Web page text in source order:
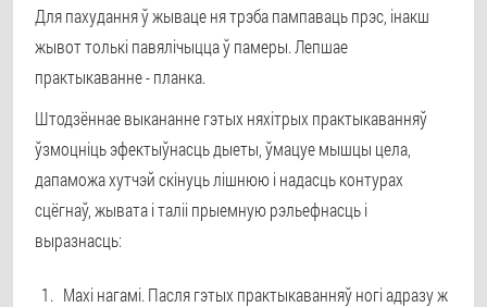
Для пахудання ў жываце ня трэба пампаваць прэс, інакш
жывот толькі павялічыцца ў памеры. Лепшае
практыкаванне - планка.
Штодзённае выкананне гэтых няхітрых практыкаванняў
ўзмоцніць эфектыўнасць дыеты, ўмацуе мышцы цела,
дапаможа хутчэй скінуць лішнюю і надасць контурах
сцёгнаў, жывата і таліі прыемную рэльефнасць і
выразнасць:
Махі нагамі. Пасля гэтых практыкаванняў ногі адразу ж